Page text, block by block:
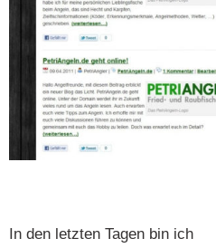
In den letzten Tagen bin ich